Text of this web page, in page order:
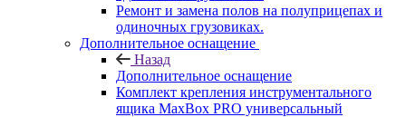
Ремонт и замена полов на полуприцепах и
одиночных грузовиках.
Дополнительное оснащение
Назад
Дополнительное оснащение
Комплект крепления инструментального
ящика MaxBox PRO универсальный